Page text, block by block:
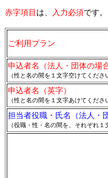
赤字項目 は、 入力必須です。
ご利用プラン
申込者名（法人・団体の場
（性と名の間を１文字空けてくださ
申込者名（英字）
（性と名の間を１文字あけてくださ
担当者役職・氏名（法人・
（役職・性・名の間を、それぞれ１